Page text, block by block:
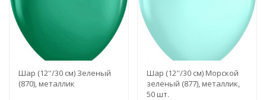
Шар (12''/30 см) Зеленый
(870), металлик
Шар (12''/30 см) Морской
зеленый (877), металлик,
50 шт.